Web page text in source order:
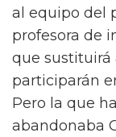
al equipo del
profesora de
que sustituirá
participarán
Pero la que
abandonaba